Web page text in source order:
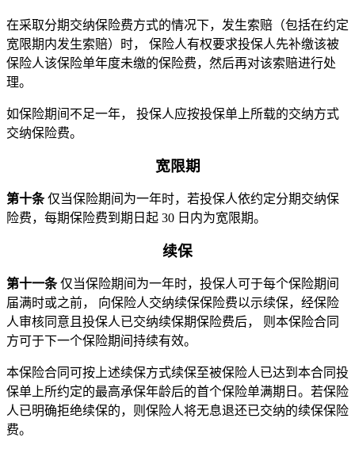
在采取分期交纳保险费方式的情况下，发生索赔（包括在约定
宽限期内发生索赔）时， 保险人有权要求投保人先补缴该被
保险人该保险单年度未缴的保险费，然后再对该索赔进行处
理。
如保险期间不足一年， 投保人应按投保单上所载的交纳方式
交纳保险费。
宽限期
第十条仅当保险期间为一年时，若投保人依约定分期交纳保
险费，每期保险费到期日起 30 日内为宽限期。
续保
第十一条仅当保险期间为一年时，投保人可于每个保险期间
届满时或之前， 向保险人交纳续保保险费以示续保，经保险
人审核同意且投保人已交纳续保期保险费后， 则本保险合同
方可于下一个保险期间持续有效。
本保险合同可按上述续保方式续保至被保险人已达到本合同投
保单上所约定的最高承保年龄后的首个保险单满期日。若保险
人已明确拒绝续保的，则保险人将无息退还已交纳的续保保险
费。